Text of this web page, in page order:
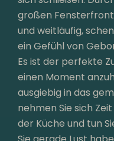
großen
und weitläufig,
ein Gefühl von
Es ist der perfekte
einen Moment
ausgiebig in das
nehmen Sie sich
der Küche und tun